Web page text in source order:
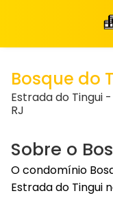
Bosque do
Estrada do Tingui
RJ
Sobre o
O condomínio
Estrada do Tingui